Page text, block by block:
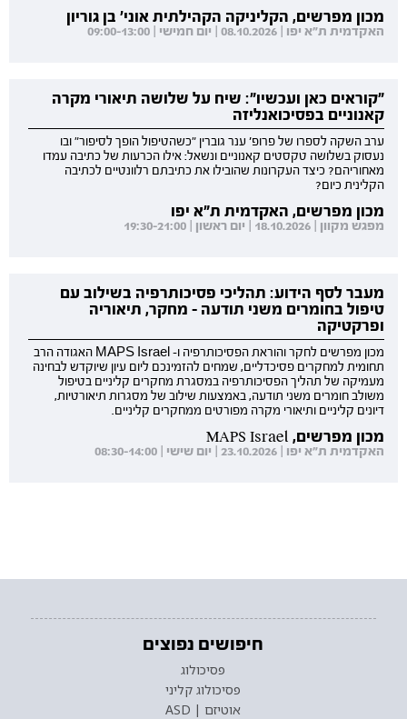
מכון מפרשים, הקליניקה הקהילתית אוני' בן גוריון
האקדמית ת"א יפו | 08.10.2026 | יום חמישי | 09:00-13:00
"קוראים כאן ועכשיו": שיח על שלושה תיאורי מקרה
קאנוניים בפסיכואנליזה
ערב השקה לספרו של פרופ' ענר גוברין "כשהטיפול הופך לסיפור" ובו
נעסוק בשלושה טקסטים קאנוניים ונשאל: אילו הכרעות של כתיבה עמדו
מאחוריהם? כיצד העקרונות שהובילו את כתיבתם רלוונטיים לכתיבה
הקלינית כיום?
מכון מפרשים, האקדמית ת"א יפו
מפגש מקוון | 18.10.2026 | יום ראשון | 19:30-21:00
מעבר לסף הידוע: תהליכי פסיכותרפיה בשילוב עם
טיפול בחומרים משני תודעה - מחקר, תיאוריה
ופרקטיקה
מכון מפרשים לחקר והוראת הפסיכותרפיה ו- MAPS Israel האגודה הרב
תחומית למחקרים פסיכדליים, שמחים להזמינכם ליום עיון שיוקדש לבחינה
מעמיקה של תהליך הפסיכותרפיה במסגרת מחקרים קליניים בטיפול
משולב חומרים משני תודעה, באמצעות שילוב של מסגרות תיאורטיות,
דיונים קליניים ותיאורי מקרה מפורטים ממחקרים קליניים.
מכון מפרשים, MAPS Israel
האקדמית ת"א יפו | 23.10.2026 | יום שישי | 08:30-14:00
חיפושים נפוצים
פסיכולוג
פסיכולוג קליני
אוטיזם | ASD